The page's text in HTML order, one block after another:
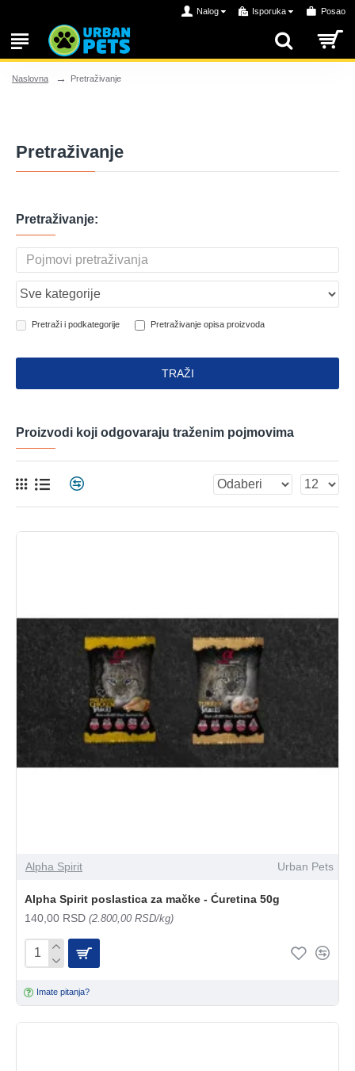
Nalog Isporuka Posao
Naslovna Pretraživanje
Pretraživanje
Pretraživanje:
Pretraži i podkategorije Pretraživanje opisa proizvoda
TRAŽI
Proizvodi koji odgovaraju traženim pojmovima
Alpha Spirit Urban Pets
Alpha Spirit poslastica za mačke - Ćuretina 50g
140,00 RSD (2.800,00 RSD/kg)
Imate pitanja?